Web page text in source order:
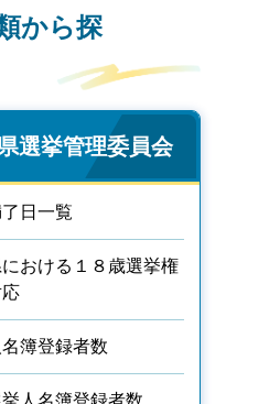
から探
選挙管理委員会
日一覧
おける１８歳選挙権
簿登録者数
人名簿登録者数